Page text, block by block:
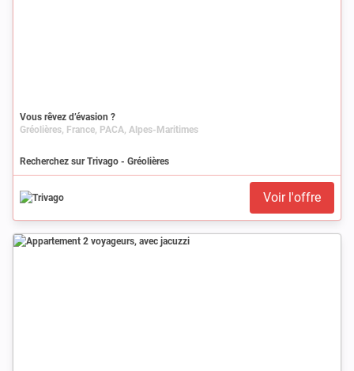
Vous rêvez d’évasion ?
Gréolières, France, PACA, Alpes-Maritimes
Recherchez sur Trivago - Gréolières
Voir l'offre